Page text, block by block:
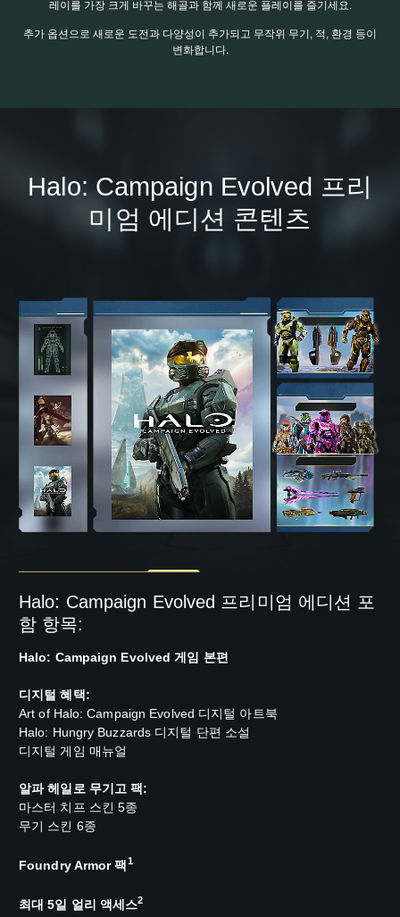
레이를 가장 크게 바꾸는 해골과 함께 새로운 플레이를 즐기세요.
추가 옵션으로 새로운 도전과 다양성이 추가되고 무작위 무기, 적, 환경 등이
변화합니다.
Halo: Campaign Evolved 프리
미엄 에디션 콘텐츠
Halo: Campaign Evolved 프리미엄 에디션 포
함 항목:
Halo: Campaign Evolved 게임 본편
디지털 혜택:
Art of Halo: Campaign Evolved 디지털 아트북
Halo: Hungry Buzzards 디지털 단편 소설
디지털 게임 매뉴얼
알파 헤일로 무기고 팩:
마스터 치프 스킨 5종
무기 스킨 6종
Foundry Armor 팩 1
최대 5일 얼리 액세스2